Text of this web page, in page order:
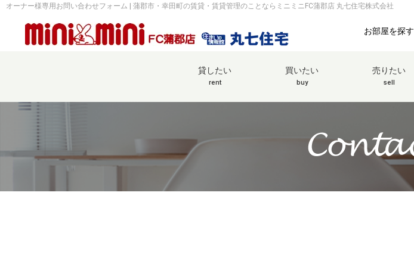
オーナー様専用お問い合わせフォーム | 蒲郡市・幸田町の賃貸・賃貸管理のことならミニミニFC蒲郡店 丸七住宅株式会社
お部屋を探す
貸したい
rent
買いたい
buy
売りたい
sell